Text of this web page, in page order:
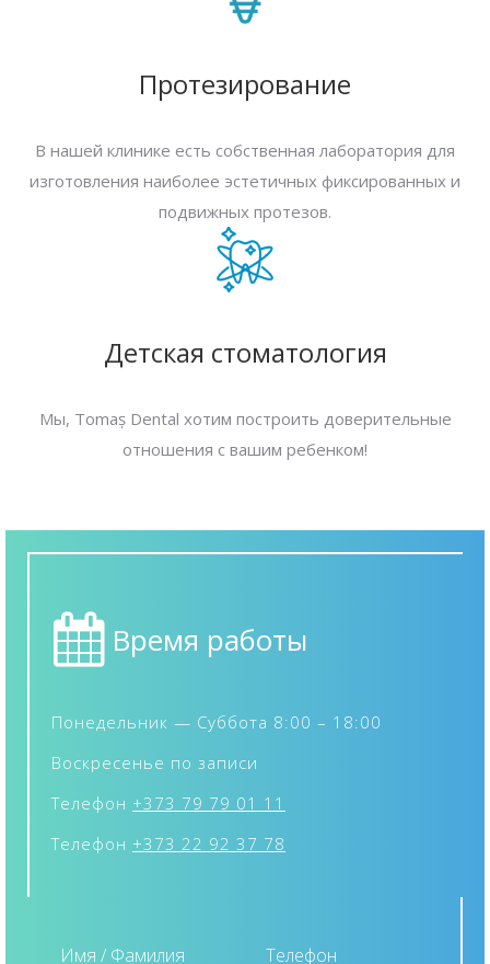
Протезирование
В нашей клинике есть собственная лаборатория для
изготовления наиболее эстетичных фиксированных и
подвижных протезов.
Детская стоматология
Мы, Tomaș Dental хотим построить доверительные
отношения с вашим ребенком!
Время работы
Понедельник — Суббота 8:00 – 18:00
Воскресенье по записи
Телефон +373 79 79 01 11
Телефон +373 22 92 37 78